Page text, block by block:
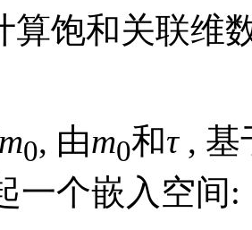
算饱和关联维
m0, 由m0和τ ,
一个嵌入空间: